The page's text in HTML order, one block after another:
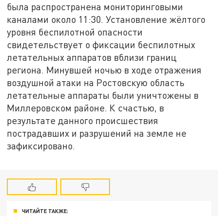
была распространена мониторинговыми
каналами около 11:30. Установление жёлтого
уровня беспилотной опасности
свидетельствует о фиксации беспилотных
летательных аппаратов вблизи границ
региона. Минувшей ночью в ходе отражения
воздушной атаки на Ростовскую область
летательные аппараты были уничтожены в
Миллеровском районе. К счастью, в
результате данного происшествия
пострадавших и разрушений на земле не
зафиксировано.
ЧИТАЙТЕ ТАКЖЕ: